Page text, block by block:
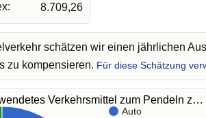
8.709,26
schätzen wir einen jährlichen
zu kompensieren. Für diese Schätzung
Verkehrsmittel zum Pendeln z…
Auto